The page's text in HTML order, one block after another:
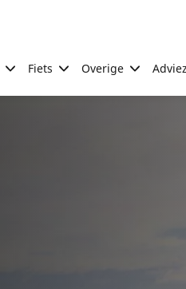
Fiets Overige